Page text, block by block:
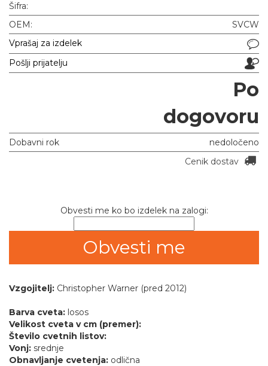
Šifra:
OEM:
SVCW
Vprašaj za izdelek
Pošlji prijatelju
Po
dogovoru
Dobavni rok
nedoločeno
Cenik dostav
Obvesti me ko bo izdelek na zalogi:
Vzgojitelj: Christopher Warner (pred 2012)
Barva cveta: losos
Velikost cveta v cm (premer):
Število cvetnih listov:
Vonj: srednje
Obnavljanje cvetenja: odlična